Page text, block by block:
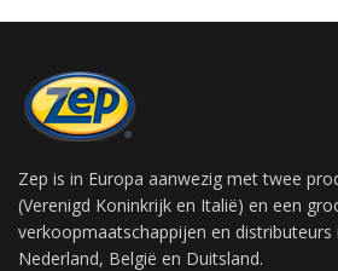
Zep is in Europa aanwezig met twee
(Verenigd Koninkrijk en Italië) en een
verkoopmaatschappijen en distributeurs
Nederland, België en Duitsland.